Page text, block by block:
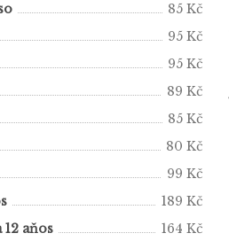
85 Kč
95 Kč
95 Kč
89 Kč
85 Kč
80 Kč
99 Kč
189 Kč
aňos
164 Kč